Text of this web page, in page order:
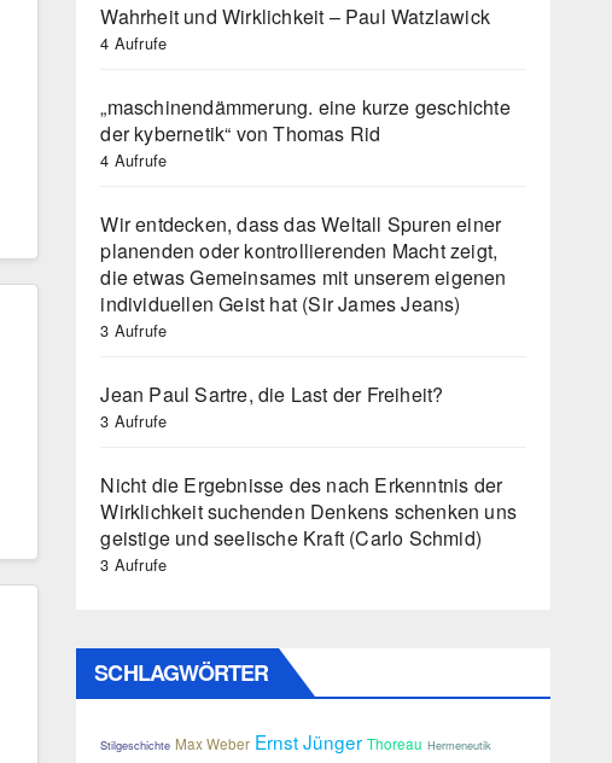
Wahrheit und Wirklichkeit – Paul Watzlawick
4 Aufrufe
„maschinendämmerung. eine kurze geschichte
der kybernetik“ von Thomas Rid
4 Aufrufe
Wir entdecken, dass das Weltall Spuren einer
planenden oder kontrollierenden Macht zeigt,
die etwas Gemeinsames mit unserem eigenen
individuellen Geist hat (Sir James Jeans)
3 Aufrufe
Jean Paul Sartre, die Last der Freiheit?
3 Aufrufe
Nicht die Ergebnisse des nach Erkenntnis der
Wirklichkeit suchenden Denkens schenken uns
geistige und seelische Kraft (Carlo Schmid)
3 Aufrufe
SCHLAGWÖRTER
Stilgeschichte Max Weber Ernst Jünger Thoreau Hermeneutik